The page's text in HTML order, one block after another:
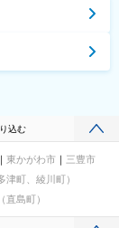
込む
東かがわ市
三豊市
津町、綾川町）
直島町）